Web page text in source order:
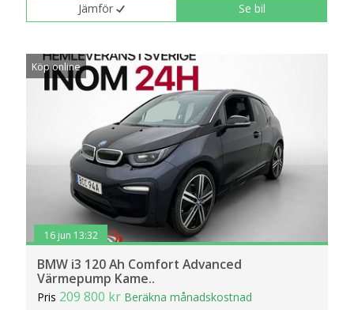
Jämför Se bil
Köp online
16 jun 13:32
BMW i3 120 Ah Comfort Advanced
Värmepump Kame..
Pris 209 800 kr Beräkna månadskostnad